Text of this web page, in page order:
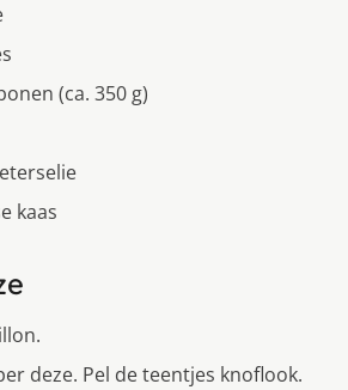
(ca. 350 g)
kaas
deze. Pel de teentjes knoflook.